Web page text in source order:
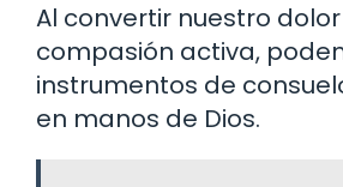
Al convertir nuestro
compasión activa,
instrumentos de
en manos de Dios.